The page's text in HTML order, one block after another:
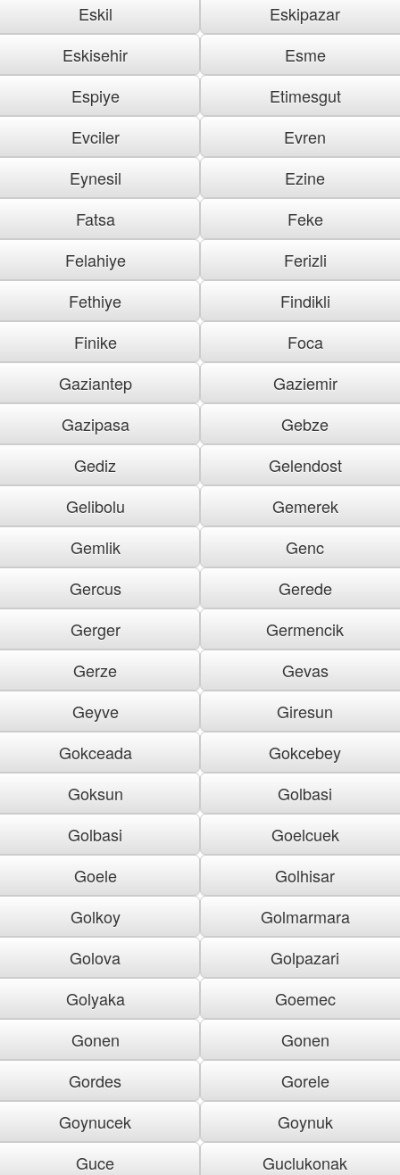
Eskil
Eskipazar
Eskisehir
Esme
Espiye
Etimesgut
Evciler
Evren
Eynesil
Ezine
Fatsa
Feke
Felahiye
Ferizli
Fethiye
Findikli
Finike
Foca
Gaziantep
Gaziemir
Gazipasa
Gebze
Gediz
Gelendost
Gelibolu
Gemerek
Gemlik
Genc
Gercus
Gerede
Gerger
Germencik
Gerze
Gevas
Geyve
Giresun
Gokceada
Gokcebey
Goksun
Golbasi
Golbasi
Goelcuek
Goele
Golhisar
Golkoy
Golmarmara
Golova
Golpazari
Golyaka
Goemec
Gonen
Gonen
Gordes
Gorele
Goynucek
Goynuk
Guce
Guclukonak